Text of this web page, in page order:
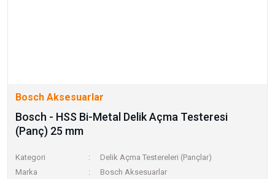
Bosch Aksesuarlar
Bosch - HSS Bi-Metal Delik Açma Testeresi
(Panç) 25 mm
Kategori
Delik Açma Testereleri (Pançlar)
Marka
Bosch Aksesuarlar